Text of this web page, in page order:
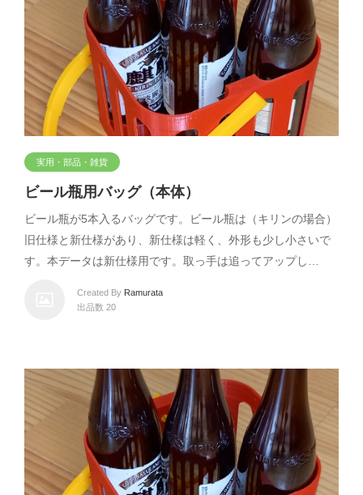
実用・部品・雑貨
ビール瓶用バッグ（本体）
ビール瓶が5本入るバッグです。ビール瓶は（キリンの場合）
旧仕様と新仕様があり、新仕様は軽く、外形も少し小さいで
す。本データは新仕様用です。取っ手は追ってアップし…
Created By Ramurata
出品数 20